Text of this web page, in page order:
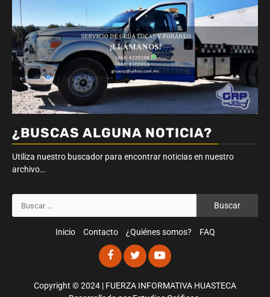
¿BUSCAS ALGUNA NOTICIA?
Utiliza nuestro buscador para encontrar noticias en nuestro
archivo…
Inicio Contacto ¿Quiénes somos? FAQ
Facebook
TwitterYoutube
Copyright © 2024 | FUERZA INFORMATIVA HUASTECA